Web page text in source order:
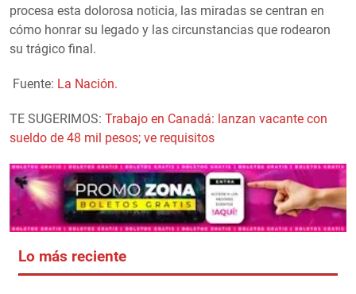
procesa esta dolorosa noticia, las miradas se centran en
cómo honrar su legado y las circunstancias que rodearon
su trágico final.
Fuente: La Nación.
TE SUGERIMOS: Trabajo en Canadá: lanzan vacante con
sueldo de 48 mil pesos; ve requisitos
Lo más reciente